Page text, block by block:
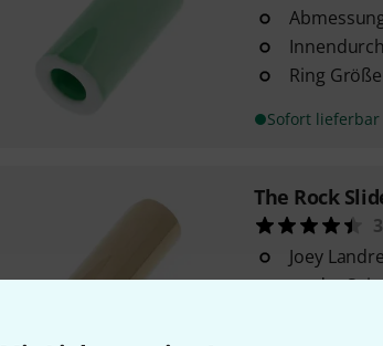
Ring
Sofort lieferbar
The Rock
Joey
an der